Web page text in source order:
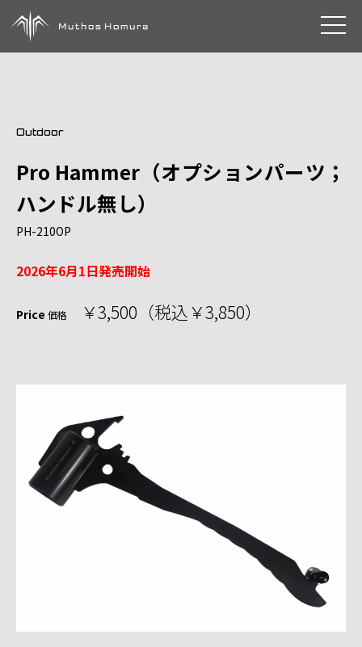
toggle
Outdoor
Pro Hammer（オプションパーツ；
ハンドル無し）
PH-210OP
2026年6月1日発売開始
Price 価格 ￥3,500（税込￥3,850）